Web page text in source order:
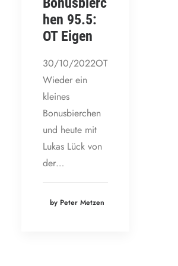
hen 95.5:
OT Eigen
30/10/2022OT
Wieder ein
kleines
Bonusbierchen
und heute mit
Lukas Lück von
der…
by Peter Metzen